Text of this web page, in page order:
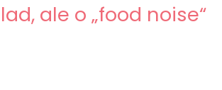
ale o „food noise“